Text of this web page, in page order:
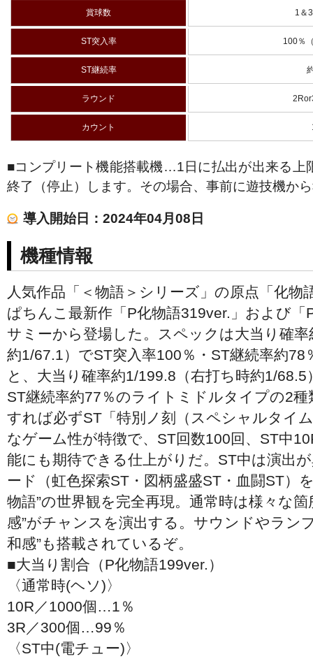
賞球数 1＆
ST突入率 100％
ST継続率
ラウンド
カウント
■コンプリート機能搭載機…1日に払出が出来る上
終了（停止）します。その場合、事前に遊技機か
導入開始日：2024年04月08日
機種情報
人気作品「＜物語＞シリーズ」の原点「化物
ぱちんこ最新作「P化物語319ver.」および「
サミーから登場した。スペックは大当り確
約1/67.1）でST突入率100％・ST継続率約
と、大当り確率約1/199.8（右打ち時約1/
ST継続率約77％のライトミドルタイプの2
すれば必ずST「特別ノ刻（スペシャルタイ
なゲーム性が特徴で、ST回数100回、ST中
能にも期待できる仕上がりだ。ST中は演出
ード（虹色探索ST・図柄盛盛ST・血闘ST）
物語”の世界観を完全再現。通常時は様々な
感”がチャンスを演出する。サウンドやラン
和感”も搭載されているぞ。
■大当り割合（P化物語199ver.）
〈通常時(ヘソ)〉
10R／1000個…1％
3R／300個…99％
〈ST中(電チュー)〉